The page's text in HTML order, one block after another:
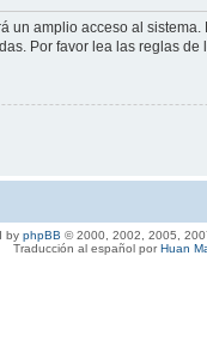
amplio acceso al
Por favor lea las reglas de
by phpBB © 2000, 2002, 2005,
Traducción al español porHuan